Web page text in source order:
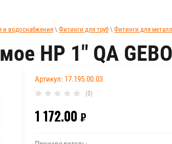
и водоснабжения\ Фитинги для труб \ Фитинги для
НР 1" QA GEBO
Артикул: 17.195.00.03
(0)
1 172.00 ₽